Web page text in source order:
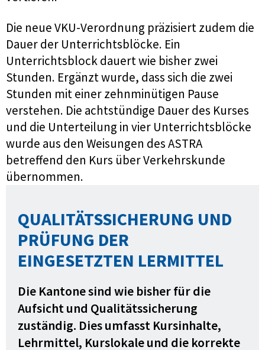
Die neue VKU-Verordnung präzisiert zudem die
Dauer der Unterrichtsblöcke. Ein
Unterrichtsblock dauert wie bisher zwei
Stunden. Ergänzt wurde, dass sich die zwei
Stunden mit einer zehnminütigen Pause
verstehen. Die achtstündige Dauer des Kurses
und die Unterteilung in vier Unterrichtsblöcke
wurde aus den Weisungen des ASTRA
betreffend den Kurs über Verkehrskunde
übernommen.
QUALITÄTSSICHERUNG UND
PRÜFUNG DER
EINGESETZTEN LERMITTEL
Die Kantone sind wie bisher für die
Aufsicht und Qualitätssicherung
zuständig. Dies umfasst Kursinhalte,
Lehrmittel, Kurslokale und die korrekte